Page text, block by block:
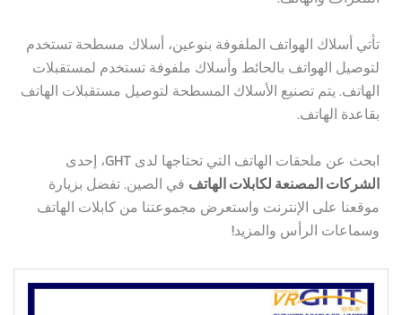
تأتي أسلاك الهواتف الملفوفة بنوعين، أسلاك مسطحة تستخدم
لتوصيل الهواتف بالحائط وأسلاك ملفوفة تستخدم لمستقبلات
الهاتف. يتم تصنيع الأسلاك المسطحة لتوصيل مستقبلات الهاتف
بقاعدة الهاتف.
ابحث عن ملحقات الهاتف التي تحتاجها لدى GHT، إحدى
الشركات المصنعة لكابلات الهاتف في الصين. تفضل بزيارة
موقعنا على الإنترنت واستعرض مجموعتنا من كابلات الهاتف
وسماعات الرأس والمزيد!